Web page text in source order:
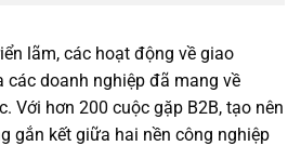
lãm, các hoạt động về giao
doanh nghiệp đã mang về
Với hơn 200 cuộc gặp B2B, tạo nên
gắn kết giữa hai nền công nghiệp